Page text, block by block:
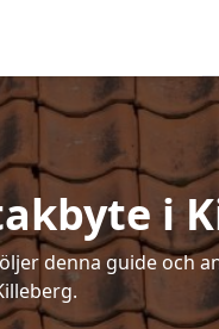
i
denna guide och